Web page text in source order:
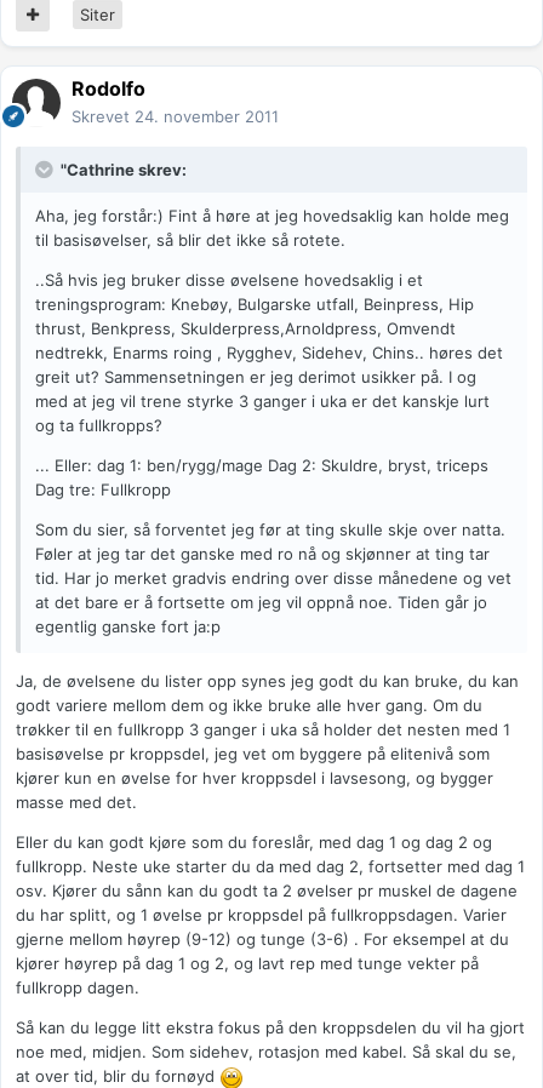
Siter
Rodolfo
Skrevet 24. november 2011
"Cathrine skrev:
Aha, jeg forstår:) Fint å høre at jeg hovedsaklig kan holde meg
til basisøvelser, så blir det ikke så rotete.
..Så hvis jeg bruker disse øvelsene hovedsaklig i et
treningsprogram: Knebøy, Bulgarske utfall, Beinpress, Hip
thrust, Benkpress, Skulderpress,Arnoldpress, Omvendt
nedtrekk, Enarms roing , Rygghev, Sidehev, Chins.. høres det
greit ut? Sammensetningen er jeg derimot usikker på. I og
med at jeg vil trene styrke 3 ganger i uka er det kanskje lurt
og ta fullkropps?
... Eller: dag 1: ben/rygg/mage Dag 2: Skuldre, bryst, triceps
Dag tre: Fullkropp
Som du sier, så forventet jeg før at ting skulle skje over natta.
Føler at jeg tar det ganske med ro nå og skjønner at ting tar
tid. Har jo merket gradvis endring over disse månedene og vet
at det bare er å fortsette om jeg vil oppnå noe. Tiden går jo
egentlig ganske fort ja:p
Ja, de øvelsene du lister opp synes jeg godt du kan bruke, du kan
godt variere mellom dem og ikke bruke alle hver gang. Om du
trøkker til en fullkropp 3 ganger i uka så holder det nesten med 1
basisøvelse pr kroppsdel, jeg vet om byggere på elitenivå som
kjører kun en øvelse for hver kroppsdel i lavsesong, og bygger
masse med det.
Eller du kan godt kjøre som du foreslår, med dag 1 og dag 2 og
fullkropp. Neste uke starter du da med dag 2, fortsetter med dag 1
osv. Kjører du sånn kan du godt ta 2 øvelser pr muskel de dagene
du har splitt, og 1 øvelse pr kroppsdel på fullkroppsdagen. Varier
gjerne mellom høyrep (9-12) og tunge (3-6) . For eksempel at du
kjører høyrep på dag 1 og 2, og lavt rep med tunge vekter på
fullkropp dagen.
Så kan du legge litt ekstra fokus på den kroppsdelen du vil ha gjort
noe med, midjen. Som sidehev, rotasjon med kabel. Så skal du se,
at over tid, blir du fornøyd